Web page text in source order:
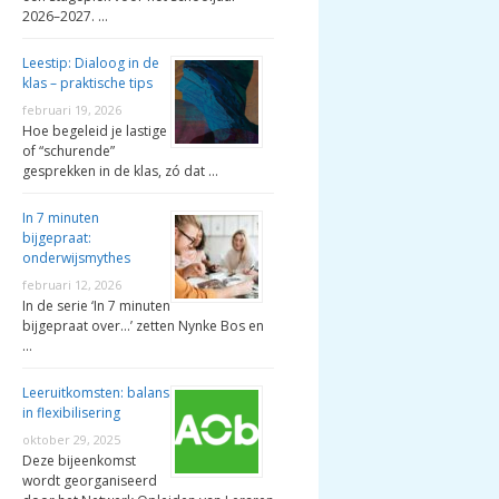
2026–2027. …
Leestip: Dialoog in de
klas – praktische tips
februari 19, 2026
Hoe begeleid je lastige
of “schurende”
gesprekken in de klas, zó dat …
In 7 minuten
bijgepraat:
onderwijsmythes
februari 12, 2026
In de serie ‘In 7 minuten
bijgepraat over…’ zetten Nynke Bos en
…
Leeruitkomsten: balans
in flexibilisering
oktober 29, 2025
Deze bijeenkomst
wordt georganiseerd